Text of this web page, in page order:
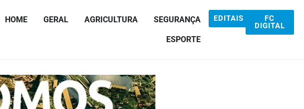
HOME GERAL AGRICULTURA SEGURANÇA
ESPORTE
EDITAIS
FC
DIGITAL